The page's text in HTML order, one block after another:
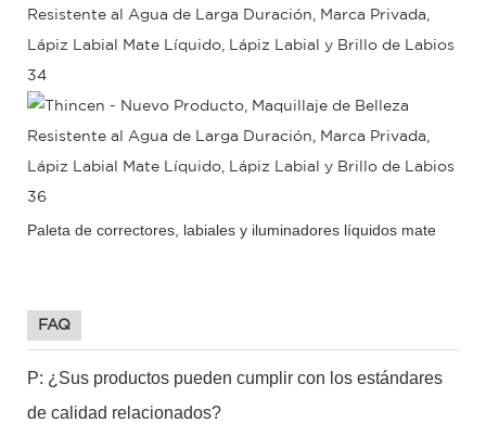
Paleta de correctores, labiales y iluminadores líquidos mate
FAQ
P: ¿Sus productos pueden cumplir con los estándares
de calidad relacionados?